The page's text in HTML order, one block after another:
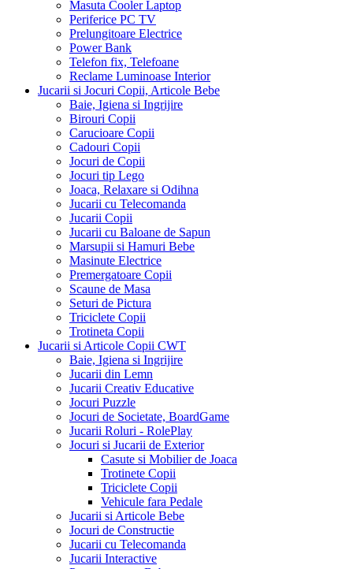
Masuta Cooler Laptop
Periferice PC TV
Prelungitoare Electrice
Power Bank
Telefon fix, Telefoane
Reclame Luminoase Interior
Jucarii si Jocuri Copii, Articole Bebe
Baie, Igiena si Ingrijire
Birouri Copii
Carucioare Copii
Cadouri Copii
Jocuri de Copii
Jocuri tip Lego
Joaca, Relaxare si Odihna
Jucarii cu Telecomanda
Jucarii Copii
Jucarii cu Baloane de Sapun
Marsupii si Hamuri Bebe
Masinute Electrice
Premergatoare Copii
Scaune de Masa
Seturi de Pictura
Triciclete Copii
Trotineta Copii
Jucarii si Articole Copii CWT
Baie, Igiena si Ingrijire
Jucarii din Lemn
Jucarii Creativ Educative
Jocuri Puzzle
Jocuri de Societate, BoardGame
Jucarii Roluri - RolePlay
Jocuri si Jucarii de Exterior
Casute si Mobilier de Joaca
Trotinete Copii
Triciclete Copii
Vehicule fara Pedale
Jucarii si Articole Bebe
Jocuri de Constructie
Jucarii cu Telecomanda
Jucarii Interactive